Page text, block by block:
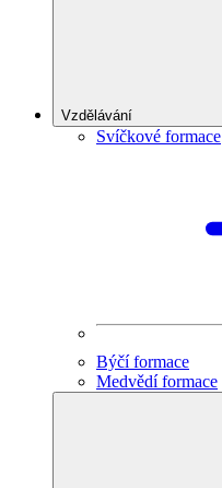
Vzdělávání
Svíčkové formace
Býčí formace
Medvědí formace